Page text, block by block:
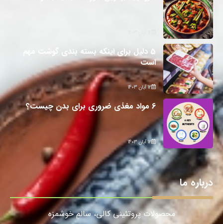
5 دلیل برای اینکه بسته بندی گوشت مهم
است
12 آبان 1403
6 مواد مغذی ضروری برای بدن چیست؟
12 آبان 1403
درباره ما
محصولات پروتئینی کالی، سالمِ خوشمزه